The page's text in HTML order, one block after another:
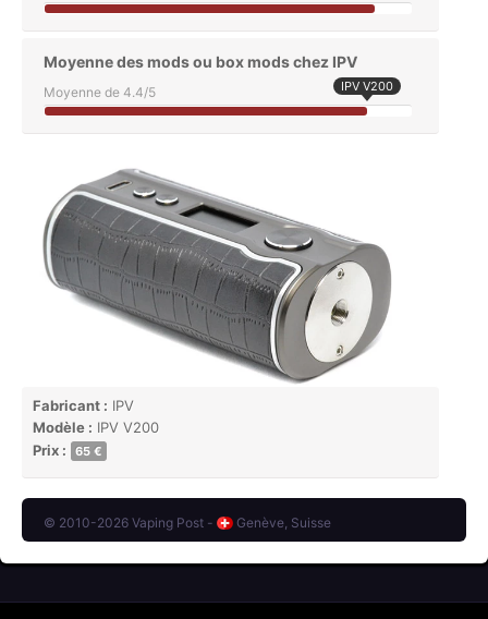
Moyenne des mods ou box mods chez IPV
Moyenne de 4.4/5 IPV V200
Fabricant : IPV
Modèle : IPV V200
Prix :
65 €
© 2010-2026 Vaping Post - Genève, Suisse